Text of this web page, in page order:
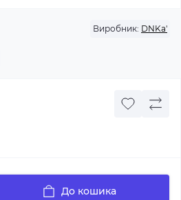
Виробник: DNKa'
До кошика